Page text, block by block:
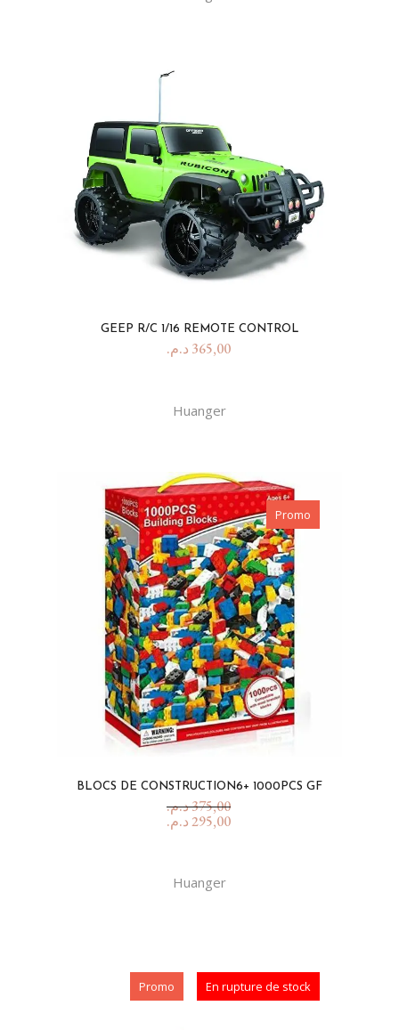
GEEP R/C 1/16 REMOTE CONTROL
365,00 د.م.
Huanger
Promo
BLOCS DE CONSTRUCTION6+ 1000PCS GF
375,00د.م.
295,00د.م.
Huanger
Promo En rupture de stock